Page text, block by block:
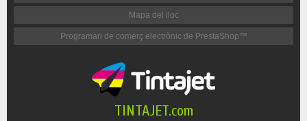
Mapa del lloc
Programari de comerç electrònic de PrestaShop™
TINTAJET.com